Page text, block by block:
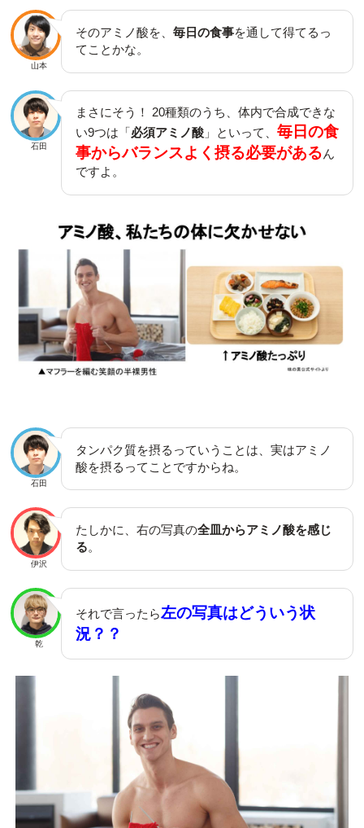
山本
そのアミノ酸を、毎日の食事を通して得てるっ
てことかな。
石田
まさにそう！ 20種類のうち、体内で合成できな
い9つは「 必須アミノ酸 」といって、毎日の食
事からバランスよく摂る必要があるん
ですよ。
石田
タンパク質を摂るっていうことは、実はアミノ
酸を摂るってことですからね。
伊沢
たしかに、右の写真の全皿からアミノ酸を感じ
る。
乾
それで言ったら左の写真はどういう状
況？？